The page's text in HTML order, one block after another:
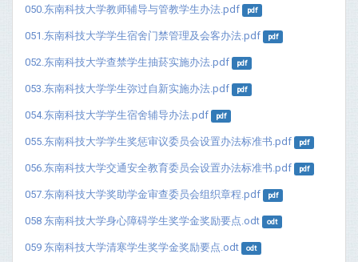
050.东南科技大学教师辅导与管教学生办法.pdf pdf
051.东南科技大学学生宿舍门禁管理及会客办法.pdf pdf
052.东南科技大学查禁学生抽菸实施办法.pdf pdf
053.东南科技大学学生弥过自新实施办法.pdf pdf
054.东南科技大学学生宿舍辅导办法.pdf pdf
055.东南科技大学学生奖惩审议委员会设置办法标准书.pdf pdf
056.东南科技大学交通安全教育委员会设置办法标准书.pdf pdf
057.东南科技大学奖助学金审查委员会组织章程.pdf pdf
058 东南科技大学身心障碍学生奖学金奖励要点.odt odt
059 东南科技大学清寒学生奖学金奖励要点.odt odt